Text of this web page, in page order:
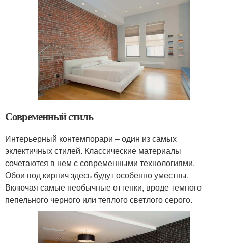
Современный стиль
Интерьерный контемпорари – один из самых
эклектичных стилей. Классические материалы
сочетаются в нем с современными технологиями.
Обои под кирпич здесь будут особенно уместны.
Включая самые необычные оттенки, вроде темного
пепельного черного или теплого светлого серого.